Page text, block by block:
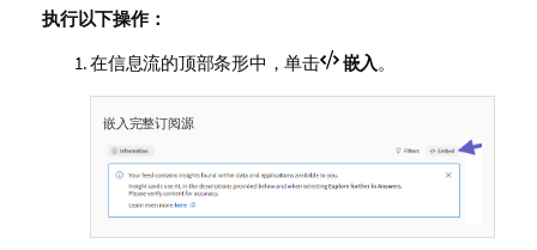
执行以下操作：
在信息流的顶部条形中，单击
嵌入。
嵌入完整订阅源